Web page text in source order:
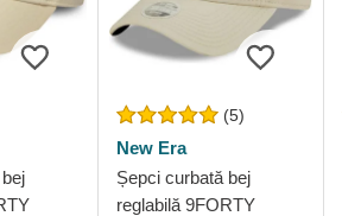
(5)
New Era
Șepci curbată bej
reglabilă 9FORTY